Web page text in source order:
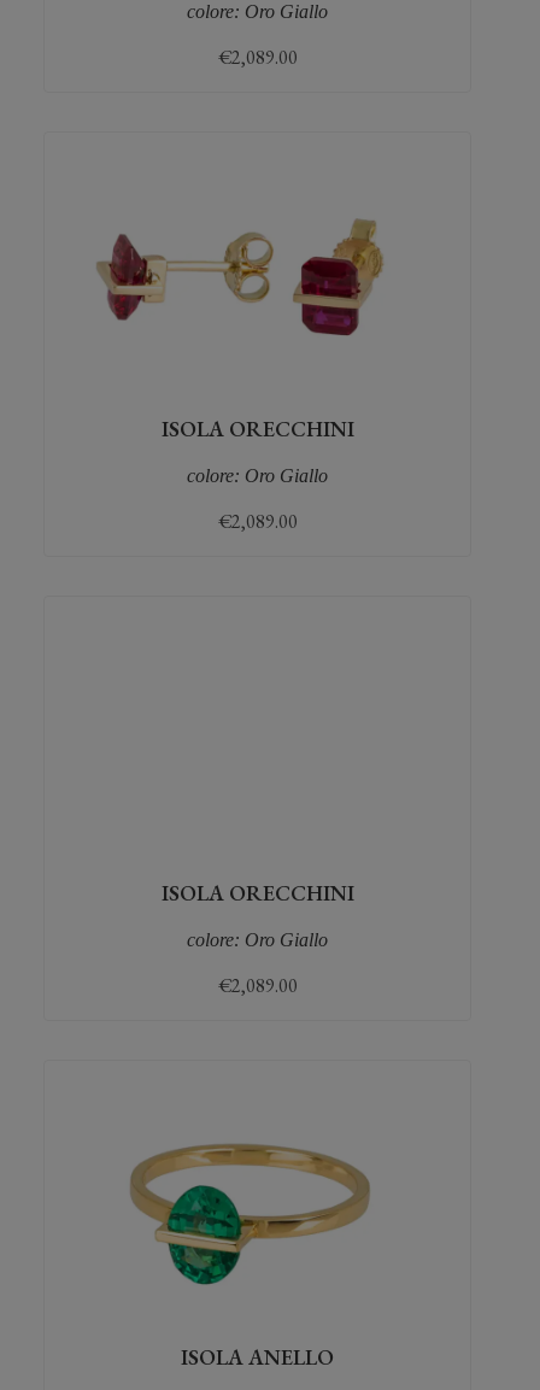
colore: Oro Giallo
€2,089.00
ISOLA ORECCHINI
colore: Oro Giallo
€2,089.00
ISOLA ORECCHINI
colore: Oro Giallo
€2,089.00
ISOLA ANELLO